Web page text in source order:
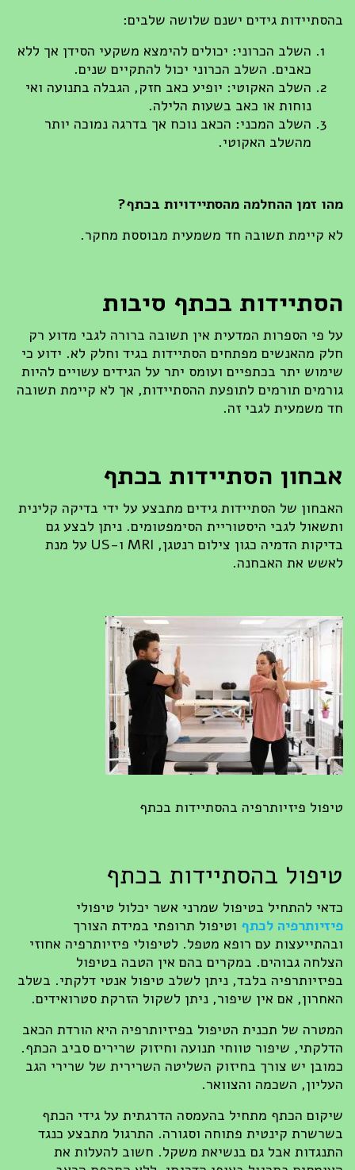
בהסתיידות גידים ישנם שלושה שלבים:
השלב הכרוני: יכולים להימצא משקעי הסידן אך ללא
כאבים. השלב הכרוני יכול להתקיים שנים.
השלב האקוטי: יופיע כאב חזק, הגבלה בתנועה ואי
נוחות או כאב בשעות הלילה.
השלב המכני: הכאב נוכח אך בדרגה נמוכה יותר
מהשלב האקוטי.
מהו זמן ההחלמה מהסתיידויות בכתף?
לא קיימת תשובה חד משמעית מבוססת מחקר.
הסתיידות בכתף סיבות
על פי הספרות המדעית אין תשובה ברורה לגבי מדוע רק
חלק מהאנשים מפתחים הסתיידות בגיד וחלק לא. ידוע כי
שימוש יתר בכתפיים ועומס יתר על הגידים עשויים להיות
גורמים תורמים לתופעת ההסתיידות, אך לא קיימת תשובה
חד משמעית לגבי זה.
אבחון הסתיידות בכתף
האבחון של הסתיידות גידים מתבצע על ידי בדיקה קלינית
ותשאול לגבי היסטוריית הסימפטומים. ניתן לבצע גם
בדיקות הדמיה כגון צילום רנטגן, MRI ו-US על מנת
לאשש את האבחנה.
טיפול פיזיותרפיה בהסתיידות בכתף
טיפול בהסתיידות בכתף
כדאי להתחיל בטיפול שמרני אשר יכלול טיפולי
פיזיותרפיה לכתףוטיפול תרופתי במידת הצורך
ובהתייעצות עם רופא מטפל. לטיפולי פיזיותרפיה אחוזי
הצלחה גבוהים. במקרים בהם אין הטבה בטיפול
בפיזיותרפיה בלבד, ניתן לשלב טיפול אנטי דלקתי. בשלב
האחרון, אם אין שיפור, ניתן לשקול הזרקת סטרואידים.
המטרה של תכנית הטיפול בפיזיותרפיה היא הורדת הכאב
הדלקתי, שיפור טווחי תנועה וחיזוק שרירים סביב הכתף.
כמובן יש צורך בחיזוק השליטה השרירית של שרירי הגב
העליון, השכמה והצוואר.
שיקום הכתף מתחיל בהעמסה הדרגתית על גידי הכתף
בשרשרת קינטית פתוחה וסגורה. התרגול מתבצע כנגד
התנגדות אבל גם בנשיאת משקל. חשוב להעלות את